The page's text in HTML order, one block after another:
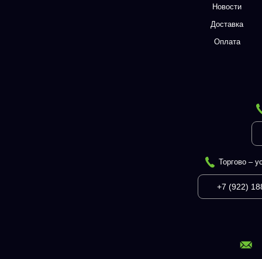
Новости
Доставка
Оплата
Торгово –
+7 (922)